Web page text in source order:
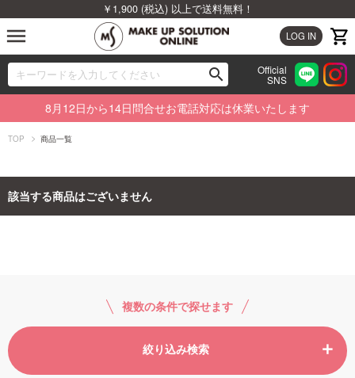
￥1,900 (税込) 以上で送料無料！
LOG IN
menu
search
00
Official
SNS
ブランドから探す
カテゴリから探す
8月12日から14日問合せお電話対応は休業いたします
TOP 商品一覧
該当する商品はございません
複数の条件で探せます
絞り込み検索